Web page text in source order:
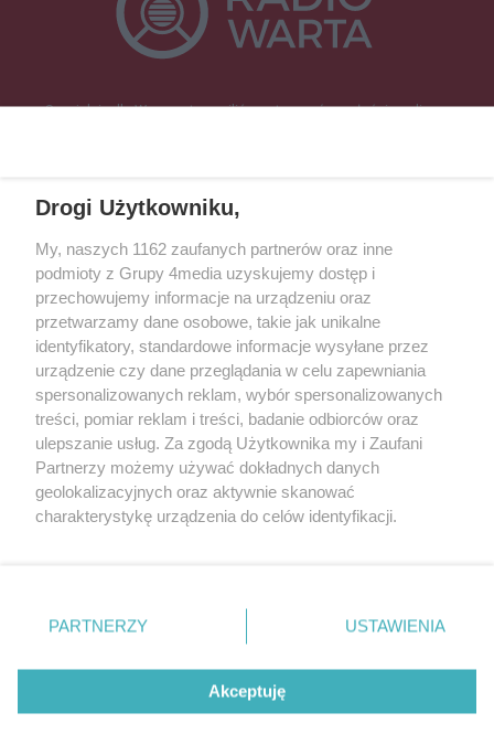
Specjalnie dla Was postanowiliśmy stworzyć rozgłośnię radiową
Śrem, Jarocin, Gniezno, Ostrów Wlkp.).
Kontakt Reklama Patronat
Dane firmowe
Regulamin serwisu i ogłoszeń drobnych
Regulamin konkursów
Polityka prywatności
Przetwarzanie danych osobowych
Zapisz się do newslettera
Dołącz do grona ludzi najlepiej poinformowanych!
Zapisz się »
Drogi Użytkowniku,
My, naszych 1162 zaufanych partnerów oraz inne
podmioty z Grupy 4media uzyskujemy dostęp i
przechowujemy informacje na urządzeniu oraz
przetwarzamy dane osobowe, takie jak unikalne
identyfikatory, standardowe informacje wysyłane przez
urządzenie czy dane przeglądania w celu zapewniania
spersonalizowanych reklam, wybór spersonalizowanych
treści, pomiar reklam i treści, badanie odbiorców oraz
ulepszanie usług. Za zgodą Użytkownika my i Zaufani
Partnerzy możemy używać dokładnych danych
geolokalizacyjnych oraz aktywnie skanować
charakterystykę urządzenia do celów identyfikacji.
zmienić/wycofać klikając przycisk ustawień prywatności
znajdujący się w lewym dolnym rogu strony
. Niektóre
użytkownika, ale masz prawo sprzeciwić się takiemu
przetwarzaniu. Preferencje będą miały zastosowania tylko
PARTNERZY USTAWIENIA
Akceptuję